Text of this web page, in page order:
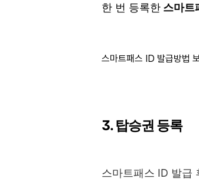
한 번 등록한 스마트
스마트패스 ID 발급방법
3. 탑승권 등록
스마트패스 ID 발급